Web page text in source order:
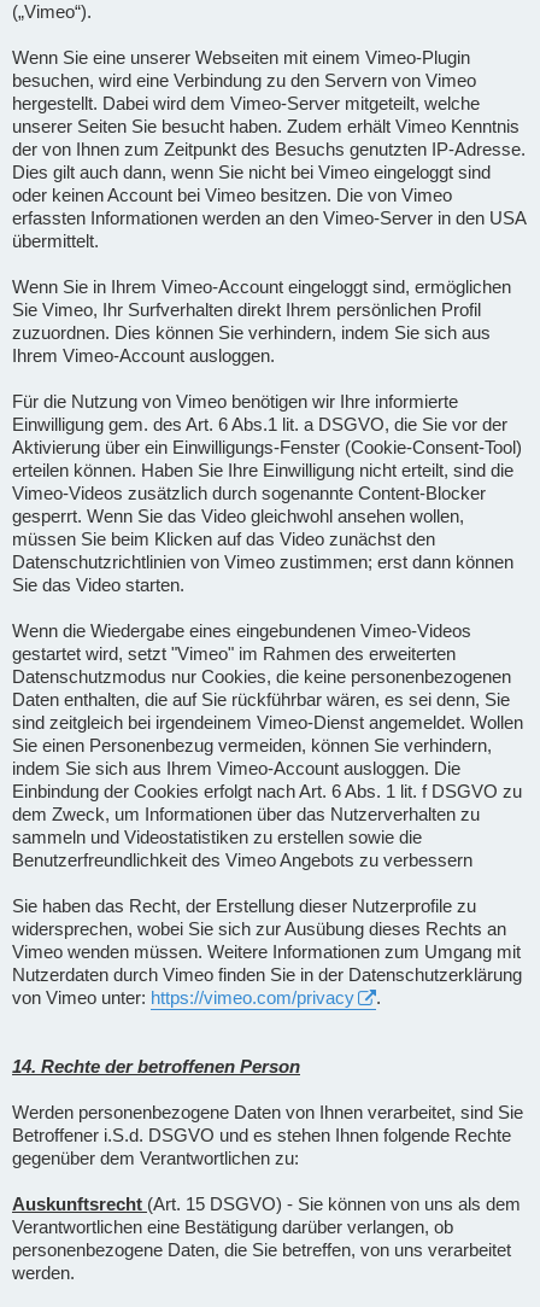
(„Vimeo“).
Wenn Sie eine unserer Webseiten mit einem Vimeo-Plugin
besuchen, wird eine Verbindung zu den Servern von Vimeo
hergestellt. Dabei wird dem Vimeo-Server mitgeteilt, welche
unserer Seiten Sie besucht haben. Zudem erhält Vimeo Kenntnis
der von Ihnen zum Zeitpunkt des Besuchs genutzten IP-Adresse.
Dies gilt auch dann, wenn Sie nicht bei Vimeo eingeloggt sind
oder keinen Account bei Vimeo besitzen. Die von Vimeo
erfassten Informationen werden an den Vimeo-Server in den USA
übermittelt.
Wenn Sie in Ihrem Vimeo-Account eingeloggt sind, ermöglichen
Sie Vimeo, Ihr Surfverhalten direkt Ihrem persönlichen Profil
zuzuordnen. Dies können Sie verhindern, indem Sie sich aus
Ihrem Vimeo-Account ausloggen.
Für die Nutzung von Vimeo benötigen wir Ihre informierte
Einwilligung gem. des Art. 6 Abs.1 lit. a DSGVO, die Sie vor der
Aktivierung über ein Einwilligungs-Fenster (Cookie-Consent-Tool)
erteilen können. Haben Sie Ihre Einwilligung nicht erteilt, sind die
Vimeo-Videos zusätzlich durch sogenannte Content-Blocker
gesperrt. Wenn Sie das Video gleichwohl ansehen wollen,
müssen Sie beim Klicken auf das Video zunächst den
Datenschutzrichtlinien von Vimeo zustimmen; erst dann können
Sie das Video starten.
Wenn die Wiedergabe eines eingebundenen Vimeo-Videos
gestartet wird, setzt "Vimeo" im Rahmen des erweiterten
Datenschutzmodus nur Cookies, die keine personenbezogenen
Daten enthalten, die auf Sie rückführbar wären, es sei denn, Sie
sind zeitgleich bei irgendeinem Vimeo-Dienst angemeldet. Wollen
Sie einen Personenbezug vermeiden, können Sie verhindern,
indem Sie sich aus Ihrem Vimeo-Account ausloggen. Die
Einbindung der Cookies erfolgt nach Art. 6 Abs. 1 lit. f DSGVO zu
dem Zweck, um Informationen über das Nutzerverhalten zu
sammeln und Videostatistiken zu erstellen sowie die
Benutzerfreundlichkeit des Vimeo Angebots zu verbessern
Sie haben das Recht, der Erstellung dieser Nutzerprofile zu
widersprechen, wobei Sie sich zur Ausübung dieses Rechts an
Vimeo wenden müssen. Weitere Informationen zum Umgang mit
Nutzerdaten durch Vimeo finden Sie in der Datenschutzerklärung
von Vimeo unter: https://vimeo.com/privacy .
14. Rechte der betroffenen Person
Werden personenbezogene Daten von Ihnen verarbeitet, sind Sie
Betroffener i.S.d. DSGVO und es stehen Ihnen folgende Rechte
gegenüber dem Verantwortlichen zu:
Auskunftsrecht (Art. 15 DSGVO) - Sie können von uns als dem
Verantwortlichen eine Bestätigung darüber verlangen, ob
personenbezogene Daten, die Sie betreffen, von uns verarbeitet
werden.